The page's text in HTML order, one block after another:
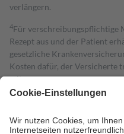
verlängern.
4Für verschreibungspflichtige
Rezept aus und der Patient
gesetzliche
Kosten dafür, der Versicherte
mit.
Grundsätzlich leisten
höchstens zehn Euro.
Es sind
Kosten der Leistung zu